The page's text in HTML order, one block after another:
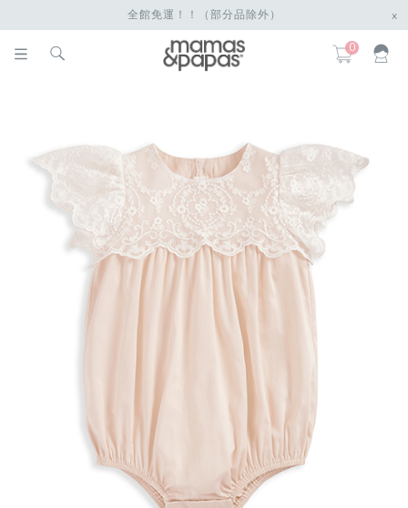
全館免運！！（部分品除外） x
0